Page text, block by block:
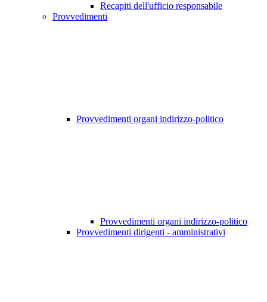
Recapiti dell'ufficio responsabile
Provvedimenti
Provvedimenti organi indirizzo-politico
Provvedimenti organi indirizzo-politico
Provvedimenti dirigenti - amministrativi